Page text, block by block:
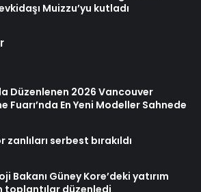
Muizzu’yu kutladı
Düzenlenen 2026 Vancouver
Fuarı’nda En Yeni Modeller Sahnede
serbest bırakıldı
Bakanı Güney Kore’deki yatırım
toplantılar düzenledi